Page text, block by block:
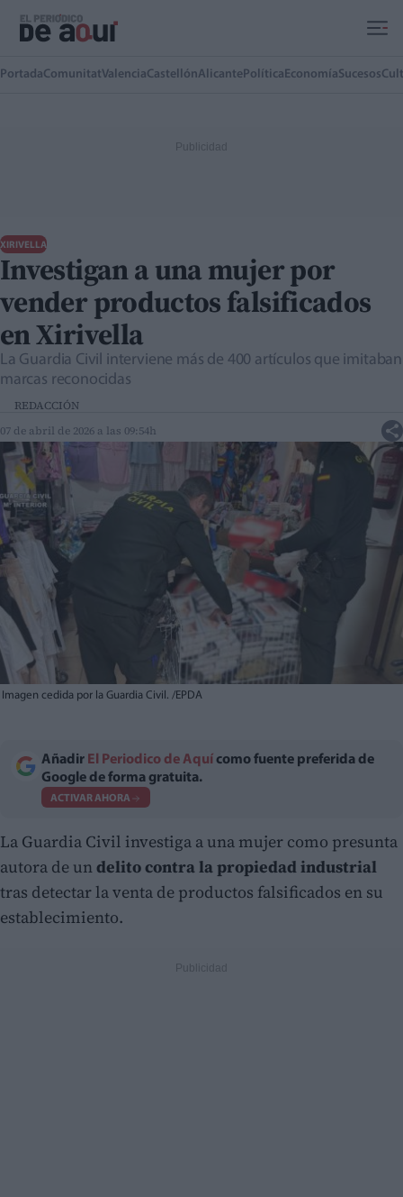
PortadaComunitatValenciaCastellónAlicante Política EconomíaSucesos
XIRIVELLA
Investigan a una mujer por
vender productos falsificados
en Xirivella
La Guardia Civil interviene más de 400 artículos que imitaban
marcas reconocidas
REDACCIÓN
07 de abril de 2026 a las 09:54h
Imagen cedida por la Guardia Civil. /EPDA
Añadir El Periodico de Aquí como fuente preferida de
Google de forma gratuita.
ACTIVAR AHORA
La Guardia Civil investiga a una mujer como presunta
autora de undelito contra la propiedad industrial
tras detectar la venta de productos falsificados en su
establecimiento.